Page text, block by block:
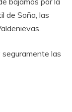
de Soña, las
las